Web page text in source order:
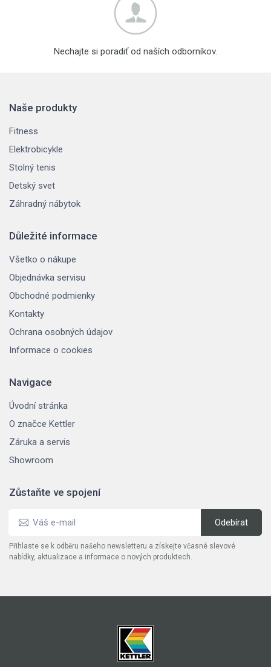
Nechajte si poradiť od naších odborníkov.
Naše produkty
Fitness
Elektrobicykle
Stolný tenis
Detský svet
Záhradný nábytok
Důležité informace
Všetko o nákupe
Objednávka servisu
Obchodné podmienky
Kontakty
Ochrana osobných údajov
Informace o cookies
Navigace
Úvodní stránka
O značce Kettler
Záruka a servis
Showroom
Zůstaňte ve spojení
Přihlaste se k odběru našeho newsletteru a získejte včasné slevové
nabídky, aktualizace a informace o nových produktech.